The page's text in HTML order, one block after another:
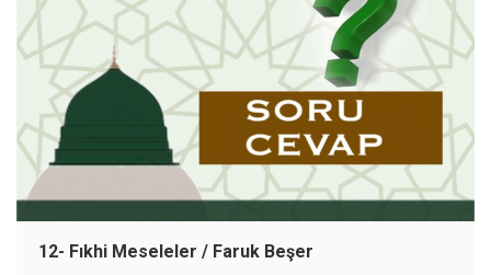
12- Fıkhi Meseleler / Faruk Beşer